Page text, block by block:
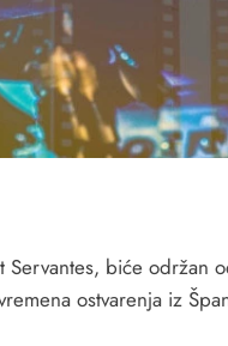
Servantes, biće održan
ostvarenja iz